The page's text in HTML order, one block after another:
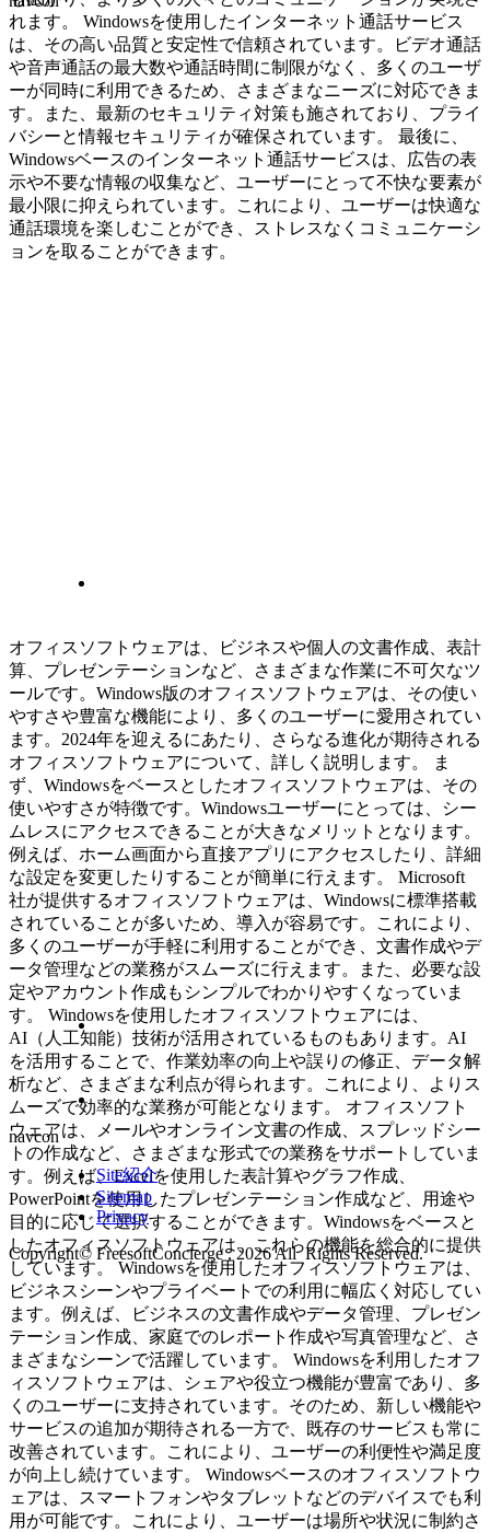
れます。 Windowsを使用したインターネット通話サービス
は、その高い品質と安定性で信頼されています。ビデオ通話
や音声通話の最大数や通話時間に制限がなく、多くのユーザ
ーが同時に利用できるため、さまざまなニーズに対応できま
す。また、最新のセキュリティ対策も施されており、プライ
バシーと情報セキュリティが確保されています。 最後に、
Windowsベースのインターネット通話サービスは、広告の表
示や不要な情報の収集など、ユーザーにとって不快な要素が
最小限に抑えられています。これにより、ユーザーは快適な
通話環境を楽しむことができ、ストレスなくコミュニケーシ
ョンを取ることができます。
オフィスソフトウェアは、ビジネスや個人の文書作成、表計
算、プレゼンテーションなど、さまざまな作業に不可欠なツ
ールです。Windows版のオフィスソフトウェアは、その使い
やすさや豊富な機能により、多くのユーザーに愛用されてい
ます。2024年を迎えるにあたり、さらなる進化が期待される
オフィスソフトウェアについて、詳しく説明します。 ま
ず、Windowsをベースとしたオフィスソフトウェアは、その
使いやすさが特徴です。Windowsユーザーにとっては、シー
ムレスにアクセスできることが大きなメリットとなります。
例えば、ホーム画面から直接アプリにアクセスしたり、詳細
な設定を変更したりすることが簡単に行えます。 Microsoft
社が提供するオフィスソフトウェアは、Windowsに標準搭載
されていることが多いため、導入が容易です。これにより、
多くのユーザーが手軽に利用することができ、文書作成やデ
ータ管理などの業務がスムーズに行えます。また、必要な設
定やアカウント作成もシンプルでわかりやすくなっていま
す。 Windowsを使用したオフィスソフトウェアには、
AI（人工知能）技術が活用されているものもあります。AI
を活用することで、作業効率の向上や誤りの修正、データ解
析など、さまざまな利点が得られます。これにより、よりス
ムーズで効率的な業務が可能となります。 オフィスソフト
ウェアは、メールやオンライン文書の作成、スプレッドシー
トの作成など、さまざまな形式での業務をサポートしていま
す。例えば、Excelを使用した表計算やグラフ作成、
PowerPointを使用したプレゼンテーション作成など、用途や
目的に応じて選択することができます。Windowsをベースと
したオフィスソフトウェアは、これらの機能を総合的に提供
しています。 Windowsを使用したオフィスソフトウェアは、
ビジネスシーンやプライベートでの利用に幅広く対応してい
ます。例えば、ビジネスの文書作成やデータ管理、プレゼン
テーション作成、家庭でのレポート作成や写真管理など、さ
まざまなシーンで活躍しています。 Windowsを利用したオフ
ィスソフトウェアは、シェアや役立つ機能が豊富であり、多
くのユーザーに支持されています。そのため、新しい機能や
サービスの追加が期待される一方で、既存のサービスも常に
改善されています。これにより、ユーザーの利便性や満足度
が向上し続けています。 Windowsベースのオフィスソフトウ
ェアは、スマートフォンやタブレットなどのデバイスでも利
用が可能です。これにより、ユーザーは場所や状況に制約さ
navcon
Site紹介
Sitemap
Privacy
Copyright© FreesoftConcierge , 2026 All Rights Reserved.